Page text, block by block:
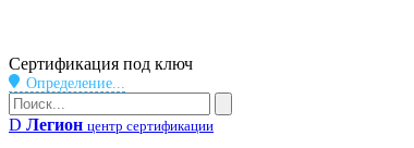
Бейдж
Сертификация под ключ
Определение...
Поиск
Поиск
D Легион центр сертификации